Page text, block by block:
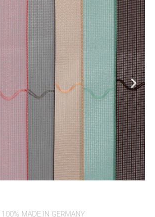
100% MADE IN GERMANY